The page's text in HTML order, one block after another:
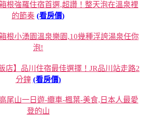
根強羅住宿首選,超讚！整天泡在溫泉裡
的節奏 (看房價)
根小湧園溫泉樂園,10幾種浮誇湯泉任你
泡!
店】品川住宿最佳選擇！JR品川站走路2
分鐘 (看房價)
尾山一日遊-纜車-楓葉-美食,日本人最愛
登的山